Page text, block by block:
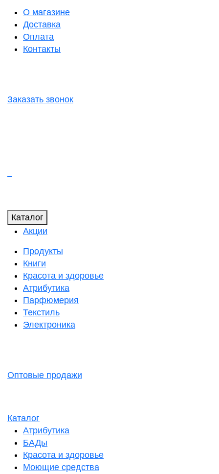
О магазине
Доставка
Оплата
Контакты
Заказать звонок
Каталог
Акции
Продукты
Книги
Красота и здоровье
Атрибутика
Парфюмерия
Текстиль
Электроника
Оптовые продажи
Каталог
Атрибутика
БАДы
Красота и здоровье
Моющие средства